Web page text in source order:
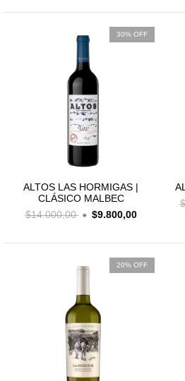
30% OFF
ALTOS LAS HORMIGAS |
CLÁSICO MALBEC
$14.000,00
$9.800,00
20% OFF